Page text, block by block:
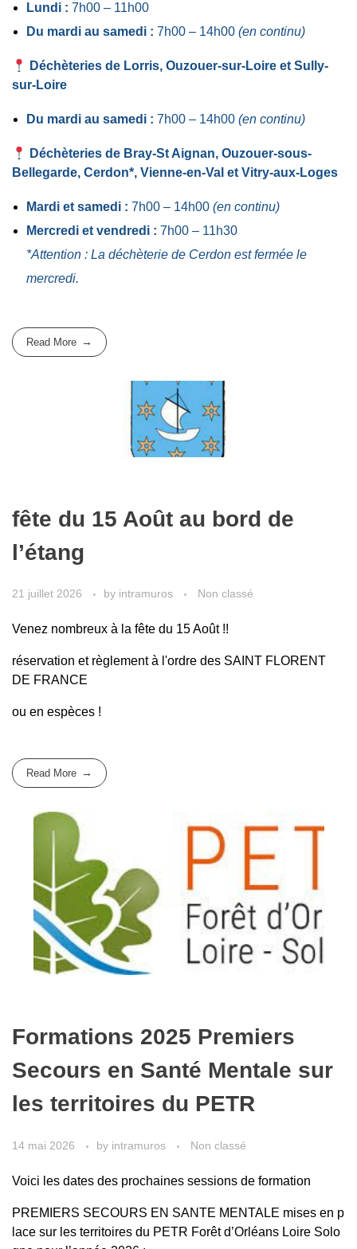
Lundi : 7h00 – 11h00
Du mardi au samedi : 7h00 – 14h00 (en continu)
Déchèteries de Lorris, Ouzouer-sur-Loire et Sully-
sur-Loire
Du mardi au samedi : 7h00 – 14h00 (en continu)
Déchèteries de Bray-St Aignan, Ouzouer-sous-
Bellegarde, Cerdon*, Vienne-en-Val et Vitry-aux-Loges
Mardi et samedi : 7h00 – 14h00 (en continu)
Mercredi et vendredi : 7h00 – 11h30
*Attention : La déchèterie de Cerdon est fermée le
mercredi.
Read More
fête du 15 Août au bord de
l’étang
21 juillet 2026 by intramuros Non classé
Venez nombreux à la fête du 15 Août !!
réservation et règlement à l'ordre des SAINT FLORENT
DE FRANCE
ou en espèces !
Read More
Formations 2025 Premiers
Secours en Santé Mentale sur
les territoires du PETR
14 mai 2026 by intramuros Non classé
Voici les dates des prochaines sessions de formation
PREMIERS SECOURS EN SANTE MENTALE mises en p
lace sur les territoires du PETR Forêt d’Orléans Loire Solo